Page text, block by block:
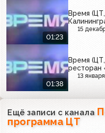
01:23
Время
15
01:38
Время (ЦТ,
ресторан
13
Ещё записи с канала
программа ЦТ